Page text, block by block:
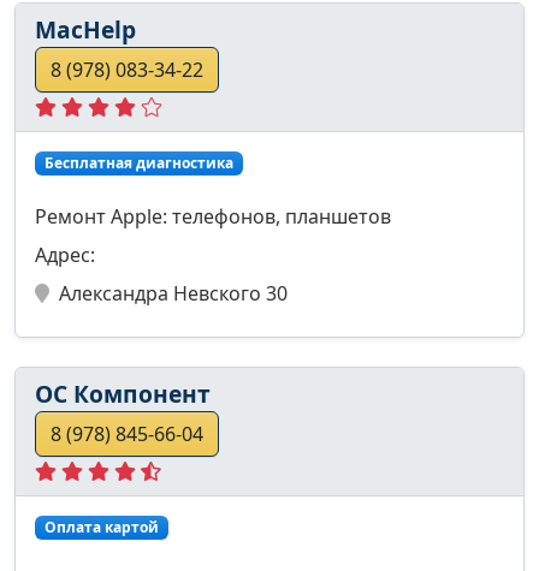
MacHelp
8 (978) 083-34-22
Бесплатная диагностика
Ремонт Apple: телефонов, планшетов
Адрес:
Александра Невского 30
ОС Компонент
8 (978) 845-66-04
Оплата картой